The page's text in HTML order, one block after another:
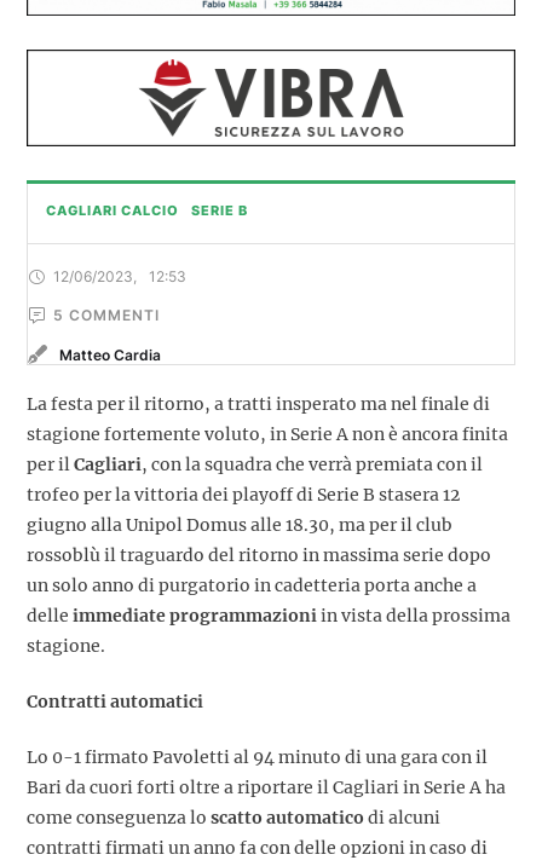
CAGLIARI CALCIO SERIE B
12/06/2023, 12:53
5 COMMENTI
Matteo Cardia
La festa per il ritorno, a tratti insperato ma nel finale di
stagione fortemente voluto, in Serie A non è ancora finita
per ilCagliari, con la squadra che verrà premiata con il
trofeo per la vittoria dei playoff di Serie B stasera 12
giugno alla Unipol Domus alle 18.30, ma per il club
rossoblù il traguardo del ritorno in massima serie dopo
un solo anno di purgatorio in cadetteria porta anche a
delle immediate programmazioniin vista della prossima
stagione.
Contratti automatici
Lo 0-1 firmato Pavoletti al 94 minuto di una gara con il
Bari da cuori forti oltre a riportare il Cagliari in Serie A ha
come conseguenza lo scatto automatico di alcuni
contratti firmati un anno fa con delle opzioni in caso di